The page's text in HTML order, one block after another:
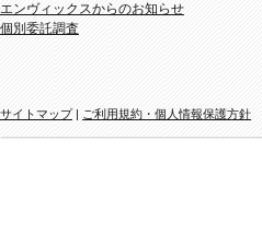
エンヴィックスからのお知らせ
個別委託調査
サイトマップ ご利用規約・個人情報保護方針